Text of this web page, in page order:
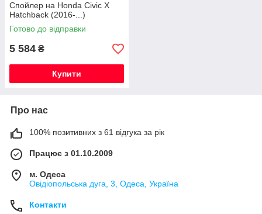
Спойлер на Honda Civic X
Hatchback (2016-...)
Готово до відправки
5 584 ₴
Купити
Про нас
100% позитивних з 61 відгука за рік
Працює з 01.10.2009
м. Одеса
Овідіопольська дуга, 3, Одеса, Україна
Контакти